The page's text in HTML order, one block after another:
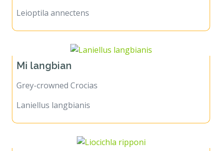
Leioptila annectens
Mi langbian
Grey-crowned Crocias
Laniellus langbianis